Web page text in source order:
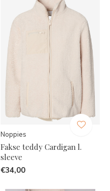
Noppies
Fakse teddy Cardigan l.
sleeve
€34,00